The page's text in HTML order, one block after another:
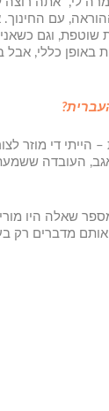
עם
שוטפת, וגם
כללי, אבל
די מוזר
העובדה
שאלה היו
אותם מדברים רק